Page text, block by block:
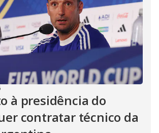
à presidência do
contratar técnico da